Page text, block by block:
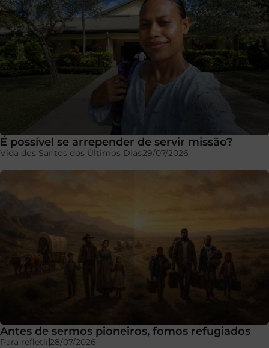
É possível se arrepender de servir missão?
Vida dos Santos dos Últimos Dias29/07/2026
Antes de sermos pioneiros, fomos refugiados
Para refletir28/07/2026